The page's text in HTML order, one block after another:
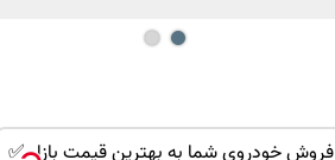
فروش خودروی شما به بهترین قیمت بازار ✅